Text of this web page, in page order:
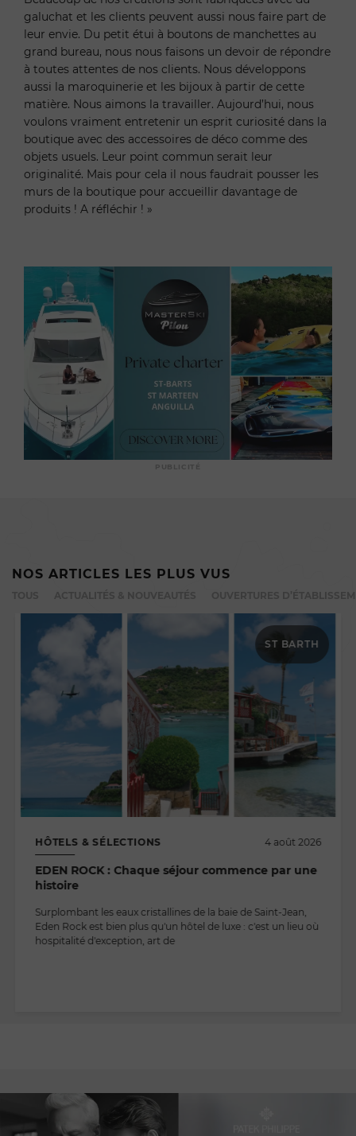
galuchat et les clients peuvent aussi nous faire part de
leur envie. Du petit étui à boutons de manchettes au
grand bureau, nous nous faisons un devoir de répondre
à toutes attentes de nos clients. Nous développons
aussi la maroquinerie et les bijoux à partir de cette
matière. Nous aimons la travailler. Aujourd’hui, nous
voulons vraiment entretenir un esprit curiosité dans la
boutique avec des accessoires de déco comme des
objets usuels. Leur point commun serait leur
originalité. Mais pour cela il nous faudrait pousser les
murs de la boutique pour accueillir davantage de
produits ! A réfléchir ! »
PUBLICITÉ
NOS ARTICLES LES PLUS VUS
ST BARTH
HÔTELS & SÉLECTIONS 4 août 2026
EDEN ROCK : Chaque séjour commence par une
histoire
Surplombant les eaux cristallines de la baie de Saint-Jean,
Eden Rock est bien plus qu'un hôtel de luxe : c'est un lieu où
hospitalité d'exception, art de